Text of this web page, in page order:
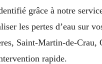
grâce à notre
les pertes d’eau sur
Saint-Martin-de-
rapide.